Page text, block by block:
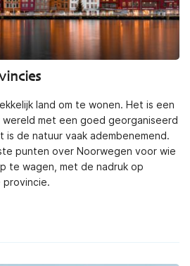
land om te wonen. Het is een
met een goed georganiseerd
is de natuur vaak adembenemend.
punten over Noorwegen voor wie
te wagen, met de nadruk op
provincie.